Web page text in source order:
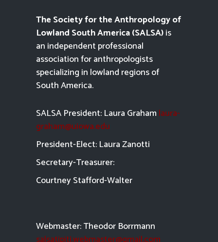
The Society for the Anthropology of
Lowland South America (SALSA)is
an independent professional
association for anthropologists
specializing in lowland regions of
South America.
SALSA President: Laura Graham laura-
graham@uiowa.edu
President-Elect: Laura Zanotti
Secretary-Treasurer:
Courtney Stafford-Walter
Webmaster: Theodor Borrmann